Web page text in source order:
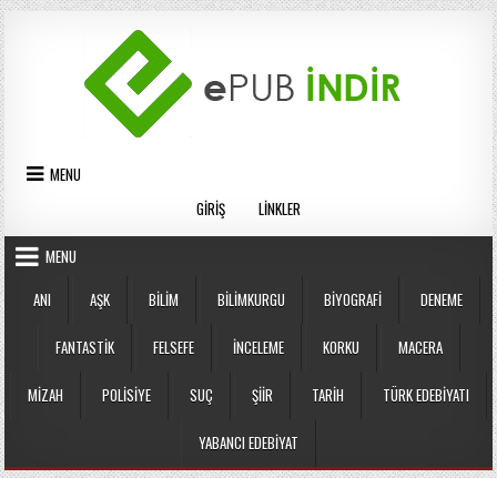
Skip
to
content
MENU
GIRIŞ
LINKLER
MENU
ANI
AŞK BILIM BILIMKURGU BIYOGRAFI DENEME
FANTASTIK FELSEFE İNCELEME KORKU MACERA
MIZAH POLISIYE SUÇ ŞIIR TARIH TÜRK EDEBIYATI
YABANCI EDEBIYAT